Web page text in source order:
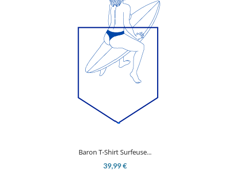
Baron T-Shirt Surfeuse...
39,99 €